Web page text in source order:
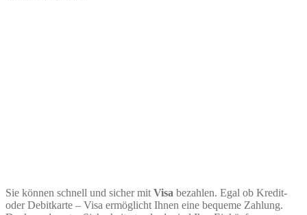
Sie können schnell und sicher mit Visa bezahlen. Egal ob Kredit-
oder Debitkarte – Visa ermöglicht Ihnen eine bequeme Zahlung.